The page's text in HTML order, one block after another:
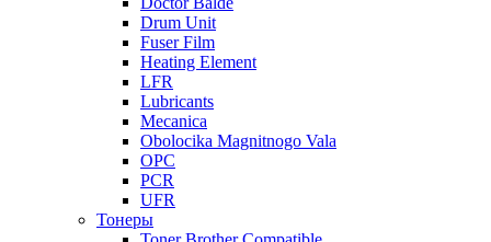
Drum Unit
Fuser Film
Heating Element
LFR
Lubricants
Mecanica
Obolocika Magnitnogo Vala
OPC
PCR
UFR
Тонеры